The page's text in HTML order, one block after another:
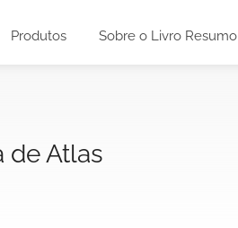
Produtos Sobre o Livro Resumo
de Atlas